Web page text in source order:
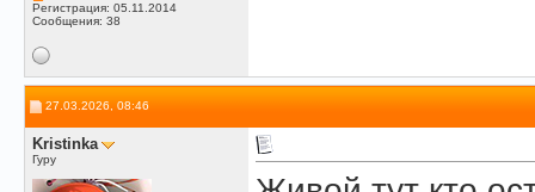
Регистрация: 05.11.2014
Сообщения: 38
27.03.2026, 08:46
Kristinka
Гуру